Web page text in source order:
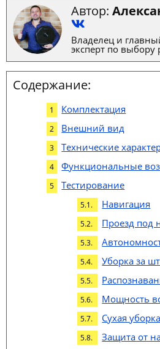
Автор:
Владелец и
эксперт по выбору
Содержание:
Комплектация
Внешний вид
Технические
Функциональные
Тестирование
Навигация
Проезд под
Уборка за
Мощность
Сухая уборка
Защита от